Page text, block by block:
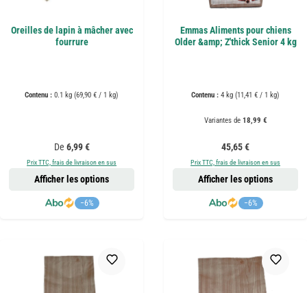
Oreilles de lapin à mâcher avec
fourrure
Contenu : 0.1 kg (69,90 € / 1 kg)
Prix régulier :
De 6,99 €
Prix TTC, frais de livraison en sus
−6%
Afficher les options
Emmas Aliments pour chiens
Older &amp; Z'thick Senior 4 kg
Contenu : 4 kg (11,41 € / 1 kg)
Variantes de18,99 €
Prix régulier :
45,65 €
Prix TTC, frais de livraison en sus
−6%
Afficher les options